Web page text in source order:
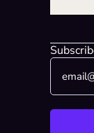
E
a
E
a